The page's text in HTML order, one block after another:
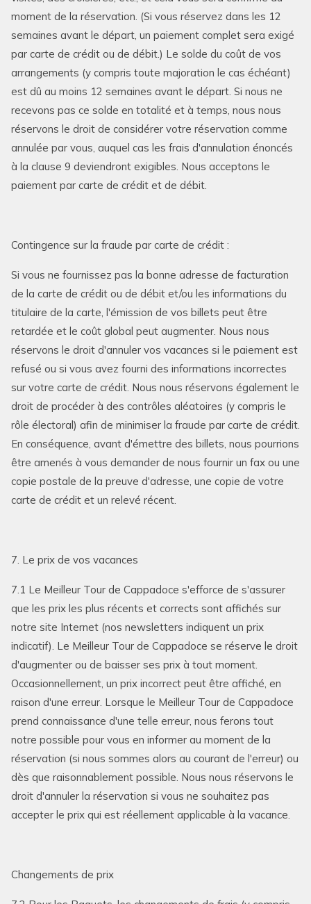
moment de la réservation. (Si vous réservez dans les 12
semaines avant le départ, un paiement complet sera exigé
par carte de crédit ou de débit.) Le solde du coût de vos
arrangements (y compris toute majoration le cas échéant)
est dû au moins 12 semaines avant le départ. Si nous ne
recevons pas ce solde en totalité et à temps, nous nous
réservons le droit de considérer votre réservation comme
annulée par vous, auquel cas les frais d'annulation énoncés
à la clause 9 deviendront exigibles. Nous acceptons le
paiement par carte de crédit et de débit.
Contingence sur la fraude par carte de crédit :
Si vous ne fournissez pas la bonne adresse de facturation
de la carte de crédit ou de débit et/ou les informations du
titulaire de la carte, l'émission de vos billets peut être
retardée et le coût global peut augmenter. Nous nous
réservons le droit d'annuler vos vacances si le paiement est
refusé ou si vous avez fourni des informations incorrectes
sur votre carte de crédit. Nous nous réservons également le
droit de procéder à des contrôles aléatoires (y compris le
rôle électoral) afin de minimiser la fraude par carte de crédit.
En conséquence, avant d'émettre des billets, nous pourrions
être amenés à vous demander de nous fournir un fax ou une
copie postale de la preuve d'adresse, une copie de votre
carte de crédit et un relevé récent.
7. Le prix de vos vacances
7.1 Le Meilleur Tour de Cappadoce s'efforce de s'assurer
que les prix les plus récents et corrects sont affichés sur
notre site Internet (nos newsletters indiquent un prix
indicatif). Le Meilleur Tour de Cappadoce se réserve le droit
d'augmenter ou de baisser ses prix à tout moment.
Occasionnellement, un prix incorrect peut être affiché, en
raison d'une erreur. Lorsque le Meilleur Tour de Cappadoce
prend connaissance d'une telle erreur, nous ferons tout
notre possible pour vous en informer au moment de la
réservation (si nous sommes alors au courant de l'erreur) ou
dès que raisonnablement possible. Nous nous réservons le
droit d'annuler la réservation si vous ne souhaitez pas
accepter le prix qui est réellement applicable à la vacance.
Changements de prix